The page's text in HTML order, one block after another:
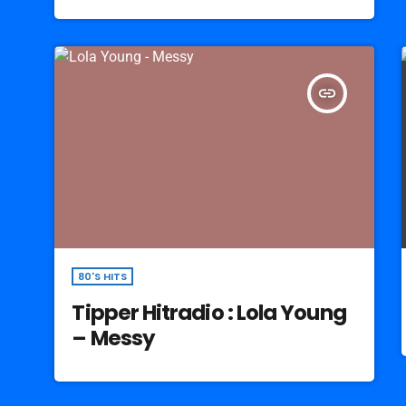
insert_link
80'S HITS
Tipper Hitradio : Lola Young
– Messy